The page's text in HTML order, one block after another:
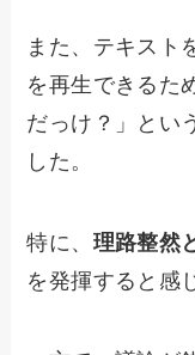
また、テキスト
を再生できるた
だっけ？」とい
した。
特に、 理路整然
を発揮すると感